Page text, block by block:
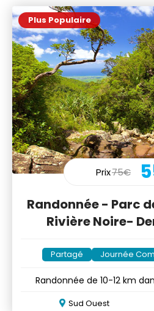
Plus Populaire
Prix75€
Randonnée - Parc
Rivière Noire-
Partagé Journée
Randonnée de 10-12 km
Sud Ouest